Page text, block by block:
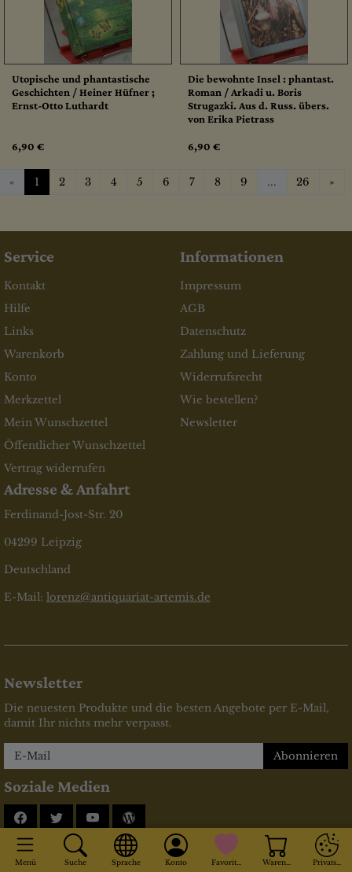
Menü Suche Sprache Konto Warenkorb
Utopische und phantastische
Geschichten / Heiner Hüfner ;
Ernst-Otto Luthardt
6,90 €
Die bewohnte Insel : phantast.
Roman / Arkadi u. Boris
Strugazki. Aus d. Russ. übers.
von Erika Pietrass
6,90 €
« 1 2 3 4 5 6 7 8 9 ... 26 »
Service
Kontakt
Hilfe
Links
Warenkorb
Konto
Merkzettel
Mein Wunschzettel
Öffentlicher Wunschzettel
Vertrag widerrufen
Informationen
Impressum
AGB
Datenschutz
Zahlung und Lieferung
Widerrufsrecht
Wie bestellen?
Newsletter
Adresse & Anfahrt
Ferdinand-Jost-Str. 20
04299 Leipzig
Deutschland
E-Mail: lorenz@antiquariat-artemis.de
Newsletter
Die neuesten Produkte und die besten Angebote per E-Mail,
damit Ihr nichts mehr verpasst.
Newsletter
Abonnieren
Soziale Medien
FacebookTwitterYouTube
Blog
* inkl. MwSt., zzgl.Versandkosten